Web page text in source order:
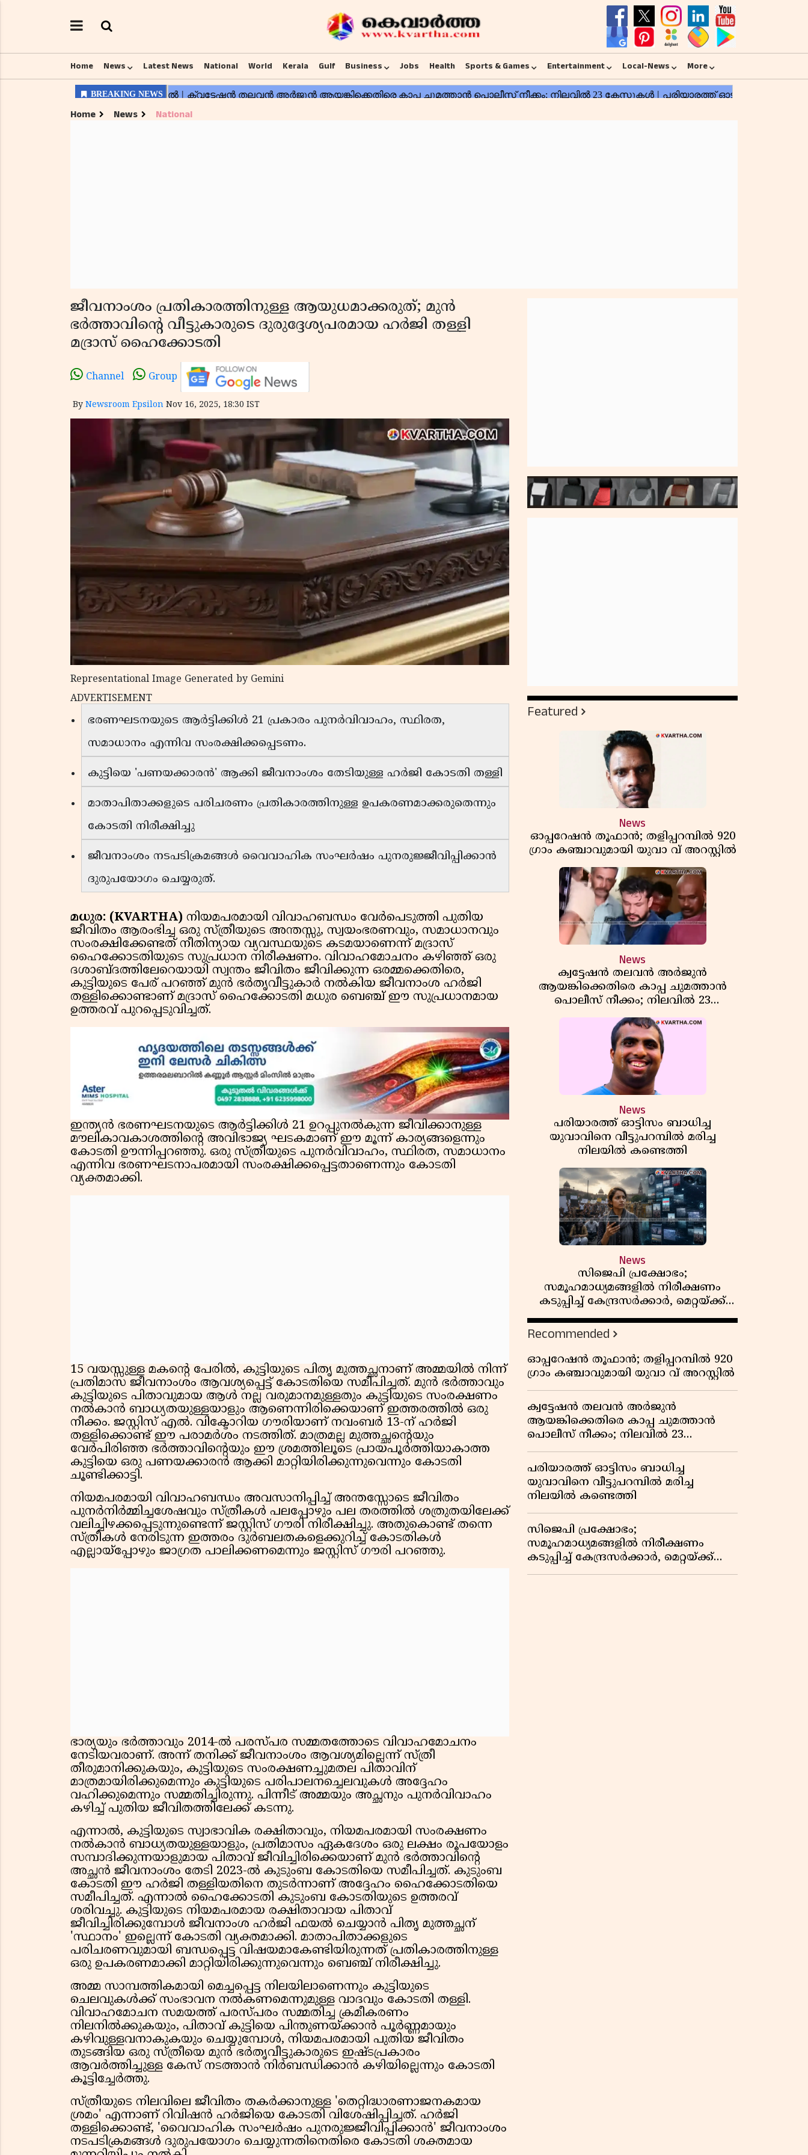
Home News Latest News National World Kerala Gulf Business Jobs Health Sports & Games Entertainment Local-News More
Home News National
ജീവനാംശം പ്രതികാരത്തിനുള്ള ആയുധമാക്കരുത്; മുൻ
ഭർത്താവിൻ്റെ വീട്ടുകാരുടെ ദുരുദ്ദേശ്യപരമായ ഹർജി തള്ളി
മദ്രാസ് ഹൈക്കോടതി
Channel Group
By Newsroom Epsilon Nov 16, 2025, 18:30 IST
Representational Image Generated by Gemini
ADVERTISEMENT
ഭരണഘടനയുടെ ആർട്ടിക്കിൾ 21 പ്രകാരം പുനർവിവാഹം, സ്ഥിരത,
സമാധാനം എന്നിവ സംരക്ഷിക്കപ്പെടണം.
കുട്ടിയെ 'പണയക്കാരൻ' ആക്കി ജീവനാംശം തേടിയുള്ള ഹർജി കോടതി തള്ളി
മാതാപിതാക്കളുടെ പരിചരണം പ്രതികാരത്തിനുള്ള ഉപകരണമാക്കരുതെന്നും
കോടതി നിരീക്ഷിച്ചു
ജീവനാംശം നടപടിക്രമങ്ങൾ വൈവാഹിക സംഘർഷം പുനരുജ്ജീവിപ്പിക്കാൻ
ദുരുപയോഗം ചെയ്യരുത്.
മധുര: (KVARTHA) നിയമപരമായി വിവാഹബന്ധം വേർപെടുത്തി പുതിയ
ജീവിതം ആരംഭിച്ച ഒരു സ്ത്രീയുടെ അന്തസ്സു, സ്വയംഭരണവും, സമാധാനവും
സംരക്ഷിക്കേണ്ടത് നീതിന്യായ വ്യവസ്ഥയുടെ കടമയാണെന്ന് മദ്രാസ്
ഹൈക്കോടതിയുടെ സുപ്രധാന നിരീക്ഷണം. വിവാഹമോചനം കഴിഞ്ഞ് ഒരു
ദശാബ്ദത്തിലേറെയായി സ്വന്തം ജീവിതം ജീവിക്കുന്ന ഒരമ്മക്കെതിരെ,
കുട്ടിയുടെ പേര് പറഞ്ഞ് മുൻ ഭർതൃവീട്ടുകാർ നൽകിയ ജീവനാംശ ഹർജി
തള്ളിക്കൊണ്ടാണ് മദ്രാസ് ഹൈക്കോടതി മധുര ബെഞ്ച് ഈ സുപ്രധാനമായ
ഉത്തരവ് പുറപ്പെടുവിച്ചത്.
ഇന്ത്യൻ ഭരണഘടനയുടെ ആർട്ടിക്കിൾ 21 ഉറപ്പുനൽകുന്ന ജീവിക്കാനുള്ള
മൗലികാവകാശത്തിൻ്റെ അവിഭാജ്യ ഘടകമാണ് ഈ മൂന്ന് കാര്യങ്ങളെന്നും
കോടതി ഊന്നിപ്പറഞ്ഞു. ഒരു സ്ത്രീയുടെ പുനർവിവാഹം, സ്ഥിരത, സമാധാനം
എന്നിവ ഭരണഘടനാപരമായി സംരക്ഷിക്കപ്പെട്ടതാണെന്നും കോടതി
വ്യക്തമാക്കി.
15 വയസ്സുള്ള മകൻ്റെ പേരിൽ, കുട്ടിയുടെ പിതൃ മുത്തച്ഛനാണ് അമ്മയിൽ നിന്ന്
പ്രതിമാസ ജീവനാംശം ആവശ്യപ്പെട്ട് കോടതിയെ സമീപിച്ചത്. മുൻ ഭർത്താവും
കുട്ടിയുടെ പിതാവുമായ ആൾ നല്ല വരുമാനമുള്ളതും കുട്ടിയുടെ സംരക്ഷണം
നൽകാൻ ബാധ്യതയുള്ളയാളും ആണെന്നിരിക്കെയാണ് ഇത്തരത്തിൽ ഒരു
നീക്കം. ജസ്റ്റിസ് എൽ. വിക്ടോറിയ ഗൗരിയാണ് നവംബർ 13-ന് ഹർജി
തള്ളിക്കൊണ്ട് ഈ പരാമർശം നടത്തിത്. മാത്രമല്ല മുത്തച്ഛൻ്റെയും
വേർപിരിഞ്ഞ ഭർത്താവിൻ്റെയും ഈ ശ്രമത്തിലൂടെ പ്രായപൂർത്തിയാകാത്ത
കുട്ടിയെ ഒരു പണയക്കാരൻ ആക്കി മാറ്റിയിരിക്കുന്നുവെന്നും കോടതി
ചൂണ്ടിക്കാട്ടി.
നിയമപരമായി വിവാഹബന്ധം അവസാനിപ്പിച്ച് അന്തസ്സോടെ ജീവിതം
പുനർനിർമ്മിച്ചശേഷവും സ്ത്രീകൾ പലപ്പോഴും പല തരത്തിൽ ശത്രുതയിലേക്ക്
വലിച്ചിഴക്കപ്പെടുന്നുണ്ടെന്ന് ജസ്റ്റിസ് ഗൗരി നിരീക്ഷിച്ചു. അതുകൊണ്ട് തന്നെ
സ്ത്രീകൾ നേരിടുന്ന ഇത്തരം ദുർബലതകളെക്കുറിച്ച് കോടതികൾ
എല്ലായ്പ്പോഴും ജാഗ്രത പാലിക്കണമെന്നും ജസ്റ്റിസ് ഗൗരി പറഞ്ഞു.
ഭാര്യയും ഭർത്താവും 2014-ൽ പരസ്പര സമ്മതത്തോടെ വിവാഹമോചനം
നേടിയവരാണ്. അന്ന് തനിക്ക് ജീവനാംശം ആവശ്യമില്ലെന്ന് സ്ത്രീ
തീരുമാനിക്കുകയും, കുട്ടിയുടെ സംരക്ഷണച്ചുമതല പിതാവിന്
മാത്രമായിരിക്കുമെന്നും കുട്ടിയുടെ പരിപാലനച്ചെലവുകൾ അദ്ദേഹം
വഹിക്കുമെന്നും സമ്മതിച്ചിരുന്നു. പിന്നീട് അമ്മയും അച്ഛനും പുനർവിവാഹം
കഴിച്ച് പുതിയ ജീവിതത്തിലേക്ക് കടന്നു.
എന്നാൽ, കുട്ടിയുടെ സ്വാഭാവിക രക്ഷിതാവും, നിയമപരമായി സംരക്ഷണം
നൽകാൻ ബാധ്യതയുള്ളയാളും, പ്രതിമാസം ഏകദേശം ഒരു ലക്ഷം രൂപയോളം
സമ്പാദിക്കുന്നയാളുമായ പിതാവ് ജീവിച്ചിരിക്കെയാണ് മുൻ ഭർത്താവിന്റെ
അച്ഛൻ ജീവനാംശം തേടി 2023-ൽ കുടുംബ കോടതിയെ സമീപിച്ചത്. കുടുംബ
കോടതി ഈ ഹർജി തള്ളിയതിനെ തുടർന്നാണ് അദ്ദേഹം ഹൈക്കോടതിയെ
സമീപിച്ചത്. എന്നാൽ ഹൈക്കോടതി കുടുംബ കോടതിയുടെ ഉത്തരവ്
ശരിവച്ചു. കുട്ടിയുടെ നിയമപരമായ രക്ഷിതാവായ പിതാവ്
ജീവിച്ചിരിക്കുമ്പോൾ ജീവനാംശ ഹർജി ഫയൽ ചെയ്യാൻ പിതൃ മുത്തച്ഛന്
'സ്ഥാനം' ഇല്ലെന്ന് കോടതി വ്യക്തമാക്കി. മാതാപിതാക്കളുടെ
പരിചരണവുമായി ബന്ധപ്പെട്ട വിഷയമാകേണ്ടിയിരുന്നത് പ്രതികാരത്തിനുള്ള
ഒരു ഉപകരണമാക്കി മാറ്റിയിരിക്കുന്നുവെന്നും ബെഞ്ച് നിരീക്ഷിച്ചു.
അമ്മ സാമ്പത്തികമായി മെച്ചപ്പെട്ട നിലയിലാണെന്നും കുട്ടിയുടെ
ചെലവുകൾക്ക് സംഭാവന നൽകണമെന്നുമുള്ള വാദവും കോടതി തള്ളി.
വിവാഹമോചന സമയത്ത് പരസ്പരം സമ്മതിച്ച ക്രമീകരണം
നിലനിൽക്കുകയും, പിതാവ് കുട്ടിയെ പിന്തുണയ്ക്കാൻ പൂർണ്ണമായും
കഴിവുള്ളവനാകുകയും ചെയ്യുമ്പോൾ, നിയമപരമായി പുതിയ ജീവിതം
തുടങ്ങിയ ഒരു സ്ത്രീയെ മുൻ ഭർതൃവീട്ടുകാരുടെ ഇഷ്ടപ്രകാരം
ആവർത്തിച്ചുള്ള കേസ് നടത്താൻ നിർബന്ധിക്കാൻ കഴിയില്ലെന്നും കോടതി
കൂട്ടിച്ചേർത്തു.
സ്ത്രീയുടെ നിലവിലെ ജീവിതം തകർക്കാനുള്ള 'തെറ്റിദ്ധാരണാജനകമായ
ശ്രമം' എന്നാണ് റിവിഷൻ ഹർജിയെ കോടതി വിശേഷിപ്പിച്ചത്. ഹർജി
തള്ളിക്കൊണ്ട്, 'വൈവാഹിക സംഘർഷം പുനരുജ്ജീവിപ്പിക്കാൻ' ജീവനാംശം
നടപടിക്രമങ്ങൾ ദുരുപയോഗം ചെയ്യുന്നതിനെതിരെ കോടതി ശക്തമായ
Featured
News
ഓപ്പറേഷൻ തൂഫാൻ; തളിപ്പറമ്പിൽ 920
ഗ്രാം കഞ്ചാവുമായി യുവാ വ് അറസ്റ്റിൽ
News
ക്വട്ടേഷൻ തലവൻ അർജുൻ
ആയങ്കിക്കെതിരെ കാപ്പ ചുമത്താൻ
പൊലീസ് നീക്കം; നിലവിൽ 23
കേസുകൾ
News
പരിയാരത്ത് ഓട്ടിസം ബാധിച്ച
യുവാവിനെ വീട്ടുപറമ്പിൽ മരിച്ച
നിലയിൽ കണ്ടെത്തി
News
സിജെപി പ്രക്ഷോഭം;
സമൂഹമാധ്യമങ്ങളിൽ നിരീക്ഷണം
കടുപ്പിച്ച് കേന്ദ്രസർക്കാർ, മെറ്റയ്ക്ക്
നിർദേശം
Recommended
ഓപ്പറേഷൻ തൂഫാൻ; തളിപ്പറമ്പിൽ 920
ഗ്രാം കഞ്ചാവുമായി യുവാ വ് അറസ്റ്റിൽ
ക്വട്ടേഷൻ തലവൻ അർജുൻ
ആയങ്കിക്കെതിരെ കാപ്പ ചുമത്താൻ
പൊലീസ് നീക്കം; നിലവിൽ 23
കേസുകൾ
പരിയാരത്ത് ഓട്ടിസം ബാധിച്ച
യുവാവിനെ വീട്ടുപറമ്പിൽ മരിച്ച
നിലയിൽ കണ്ടെത്തി
സിജെപി പ്രക്ഷോഭം;
സമൂഹമാധ്യമങ്ങളിൽ നിരീക്ഷണം
കടുപ്പിച്ച് കേന്ദ്രസർക്കാർ, മെറ്റയ്ക്ക്
നിർദേശം